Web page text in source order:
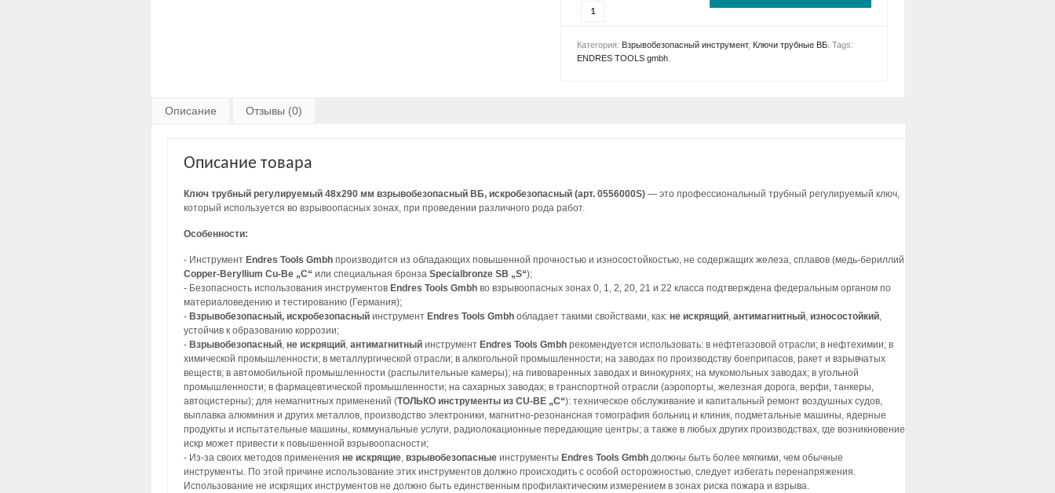
Категория: Взрывобезопасный инструмент, Ключи трубные ВБ Tags:
ENDRES TOOLS gmbh
Описание Отзывы (0)
Описание товара
Ключ трубный регулируемый 48х290 мм взрывобезопасный ВБ, искробезопасный (арт. 0556000S) — это профессиональный трубный регулируемый ключ,
который используется во взрывоопасных зонах, при проведении различного рода работ.
Особенности:
- Инструмент Endres Tools Gmbh производится из обладающих повышенной прочностью и износостойкостью, не содержащих железа, сплавов (медь-бериллий
Copper-Beryllium Cu-Be „C“ или специальная бронза Specialbronze SB „S“);
- Безопасность использования инструментов Endres Tools Gmbh во взрывоопасных зонах 0, 1, 2, 20, 21 и 22 класса подтверждена федеральным органом по
материаловедению и тестированию (Германия);
- Взрывобезопасный, искробезопасный инструмент Endres Tools Gmbh обладает такими свойствами, как: не искрящий, антимагнитный, износостойкий,
устойчив к образованию коррозии;
- Взрывобезопасный, не искрящий, антимагнитный инструмент Endres Tools Gmbh рекомендуется использовать: в нефтегазовой отрасли; в нефтехимии; в
химической промышленности; в металлургической отрасли; в алкогольной промышленности; на заводах по производству боеприпасов, ракет и взрывчатых
веществ; в автомобильной промышленности (распылительные камеры); на пивоваренных заводах и винокурнях; на мукомольных заводах; в угольной
промышленности; в фармацевтической промышленности; на сахарных заводах; в транспортной отрасли (аэропорты, железная дорога, верфи, танкеры,
автоцистерны); для немагнитных применений (ТОЛЬКО инструменты из CU-BE „C“): техническое обслуживание и капитальный ремонт воздушных судов,
выплавка алюминия и других металлов, производство электроники, магнитно-резонансная томография больниц и клиник, подметальные машины, ядерные
продукты и испытательные машины, коммунальные услуги, радиолокационные передающие центры; а также в любых других производствах, где возникновение
искр может привести к повышенной взрывоопасности;
- Из-за своих методов применения не искрящие, взрывобезопасные инструменты Endres Tools Gmbh должны быть более мягкими, чем обычные
инструменты. По этой причине использование этих инструментов должно происходить с особой осторожностью, следует избегать перенапряжения.
Использование не искрящих инструментов не должно быть единственным профилактическим измерением в зонах риска пожара и взрыва.